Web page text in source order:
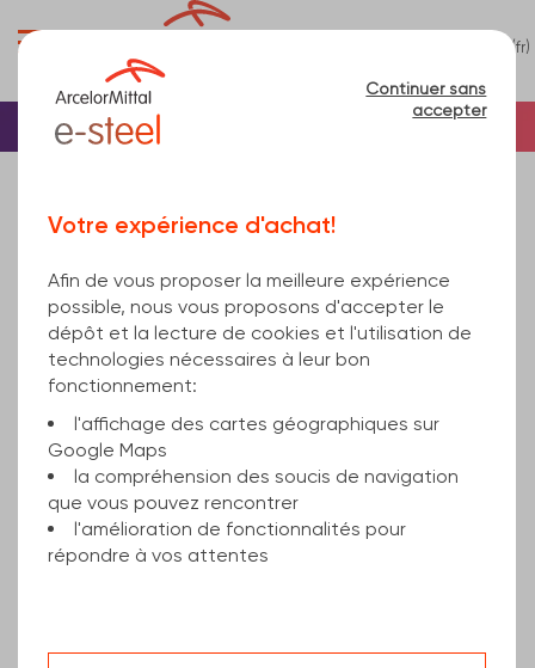
(fr)
Accueil Béton
2200X6000
Continuer sans
accepter
Votre expérience d'achat!
Afin de vous proposer la meilleure expérience
possible, nous vous proposons d'accepter le
dépôt et la lecture de cookies et l'utilisation de
technologies nécessaires à leur bon
fonctionnement:
l'affichage des cartes géographiques sur
Google Maps
la compréhension des soucis de navigation
que vous pouvez rencontrer
l'amélioration de fonctionnalités pour
répondre à vos attentes